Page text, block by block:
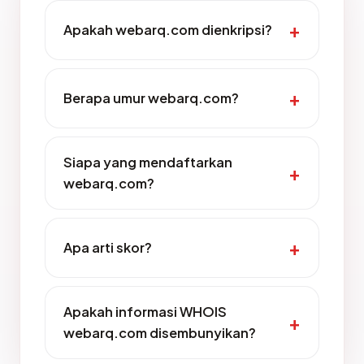
Apakah webarq.com dienkripsi?
Berapa umur webarq.com?
Siapa yang mendaftarkan
webarq.com?
Apa arti skor?
Apakah informasi WHOIS
webarq.com disembunyikan?